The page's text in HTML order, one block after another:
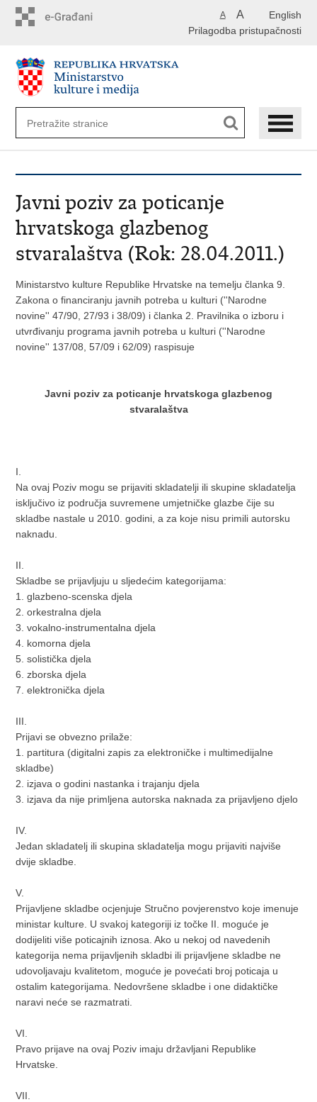
English
A A
Prilagodba pristupačnosti
Javni poziv za poticanje
hrvatskoga glazbenog
stvaralaštva (Rok: 28.04.2011.)
Ministarstvo kulture Republike Hrvatske na temelju članka 9.
Zakona o financiranju javnih potreba u kulturi (''Narodne
novine'' 47/90, 27/93 i 38/09) i članka 2. Pravilnika o izboru i
utvrđivanju programa javnih potreba u kulturi (''Narodne
novine'' 137/08, 57/09 i 62/09) raspisuje
Javni poziv za poticanje hrvatskoga glazbenog
stvaralaštva
I.
Na ovaj Poziv mogu se prijaviti skladatelji ili skupine skladatelja
isključivo iz područja suvremene umjetničke glazbe čije su
skladbe nastale u 2010. godini, a za koje nisu primili autorsku
naknadu.
II.
Skladbe se prijavljuju u sljedećim kategorijama:
1. glazbeno-scenska djela
2. orkestralna djela
3. vokalno-instrumentalna djela
4. komorna djela
5. solistička djela
6. zborska djela
7. elektronička djela
III.
Prijavi se obvezno prilaže:
1. partitura (digitalni zapis za elektroničke i multimedijalne
skladbe)
2. izjava o godini nastanka i trajanju djela
3. izjava da nije primljena autorska naknada za prijavljeno djelo
IV.
Jedan skladatelj ili skupina skladatelja mogu prijaviti najviše
dvije skladbe.
V.
Prijavljene skladbe ocjenjuje Stručno povjerenstvo koje imenuje
ministar kulture. U svakoj kategoriji iz točke II. moguće je
dodijeliti više poticajnih iznosa. Ako u nekoj od navedenih
kategorija nema prijavljenih skladbi ili prijavljene skladbe ne
udovoljavaju kvalitetom, moguće je povećati broj poticaja u
ostalim kategorijama. Nedovršene skladbe i one didaktičke
naravi neće se razmatrati.
VI.
Pravo prijave na ovaj Poziv imaju državljani Republike
Hrvatske.
VII.